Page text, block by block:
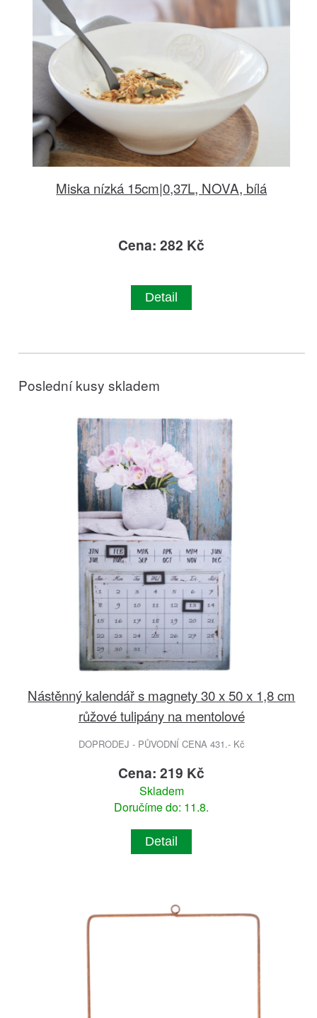
Miska nízká 15cm|0,37L, NOVA, bílá
Cena: 282 Kč
Detail
Poslední kusy skladem
Nástěnný kalendář s magnety 30 x 50 x 1,8 cm
růžové tulipány na mentolové
DOPRODEJ - PŮVODNÍ CENA 431.- Kč
Cena: 219 Kč
Skladem
Doručíme do: 11.8.
Detail